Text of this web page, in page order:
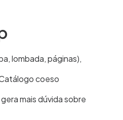
lombada, páginas),
coeso
mais dúvida sobre